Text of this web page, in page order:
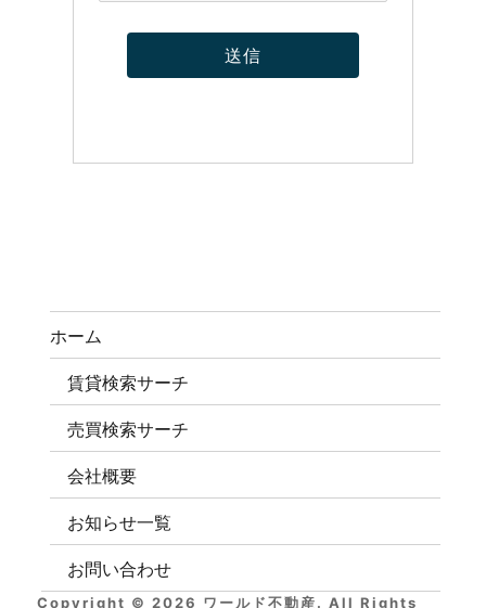
ホーム
賃貸検索サーチ
売買検索サーチ
会社概要
お知らせ一覧
お問い合わせ
Copyright © 2026 ワールド不動産. All Rights